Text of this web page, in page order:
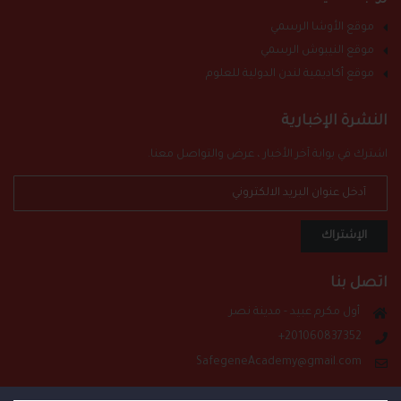
موقع الأوشا الرسمي
موقع النيبوش الرسمي
موقع أكاديمية لندن الدولية للعلوم
النشرة الإخبارية
اشترك في بوابة آخر الأخبار ، عرض والتواصل معنا.
الإشتراك
اتصل بنا
أول مكرم عبيد - مدينة نصر
201060837352+
SafegeneAcademy@gmail.com